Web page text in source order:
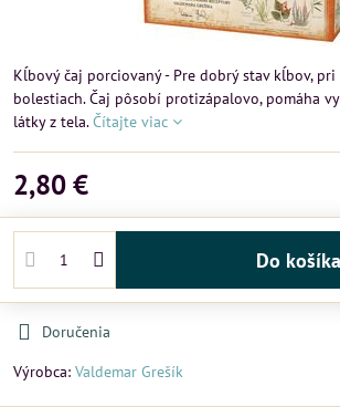
Kĺbový čaj porciovaný - Pre dobrý stav kĺbov,
bolestiach. Čaj pôsobí protizápalovo, pomáha
látky z tela.Čítajte viac
2,80 €
Do košíka
Doručenia
Výrobca: Valdemar Grešík